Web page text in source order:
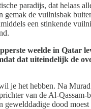
paradijs, dat helaas
de vuilnisbak
een stinkende
weelde in Qatar
dat uiteindelijk de
je het hebben. Na
van de Al-
gewelddadige dood moest